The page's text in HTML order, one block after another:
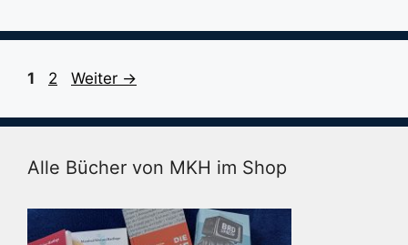
Seite
1 Seite
2 Weiter →
Alle Bücher von MKH im Shop